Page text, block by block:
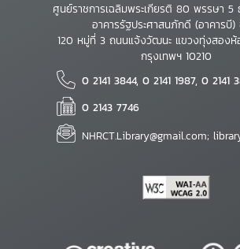
ศูนย์ราชการเฉลิมพระเกียรติ 80 พรรษา 5
อาคารรัฐประศาสนภักดี (อาคารบี
120 หมู่ที่ 3 ถนนแจ้งวัฒนะ แขวงทุ่งสอง
กรุงเทพฯ 10210
0 2141 3844, 0 2141 1987, 0 2141
0 2143 7746
NHRCT.Library@gmail.com;